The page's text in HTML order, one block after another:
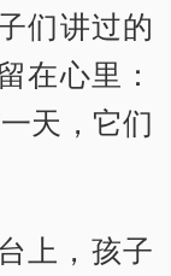
们讲过的
在心里：
天，它们
上，孩子